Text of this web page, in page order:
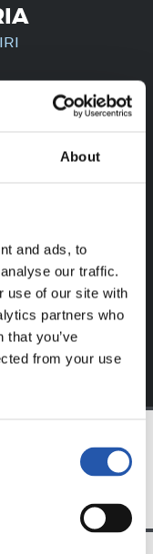
About
and ads, to
our traffic.
use of our site with
partners who
that you’ve
from your use
y disfruta de
ti.